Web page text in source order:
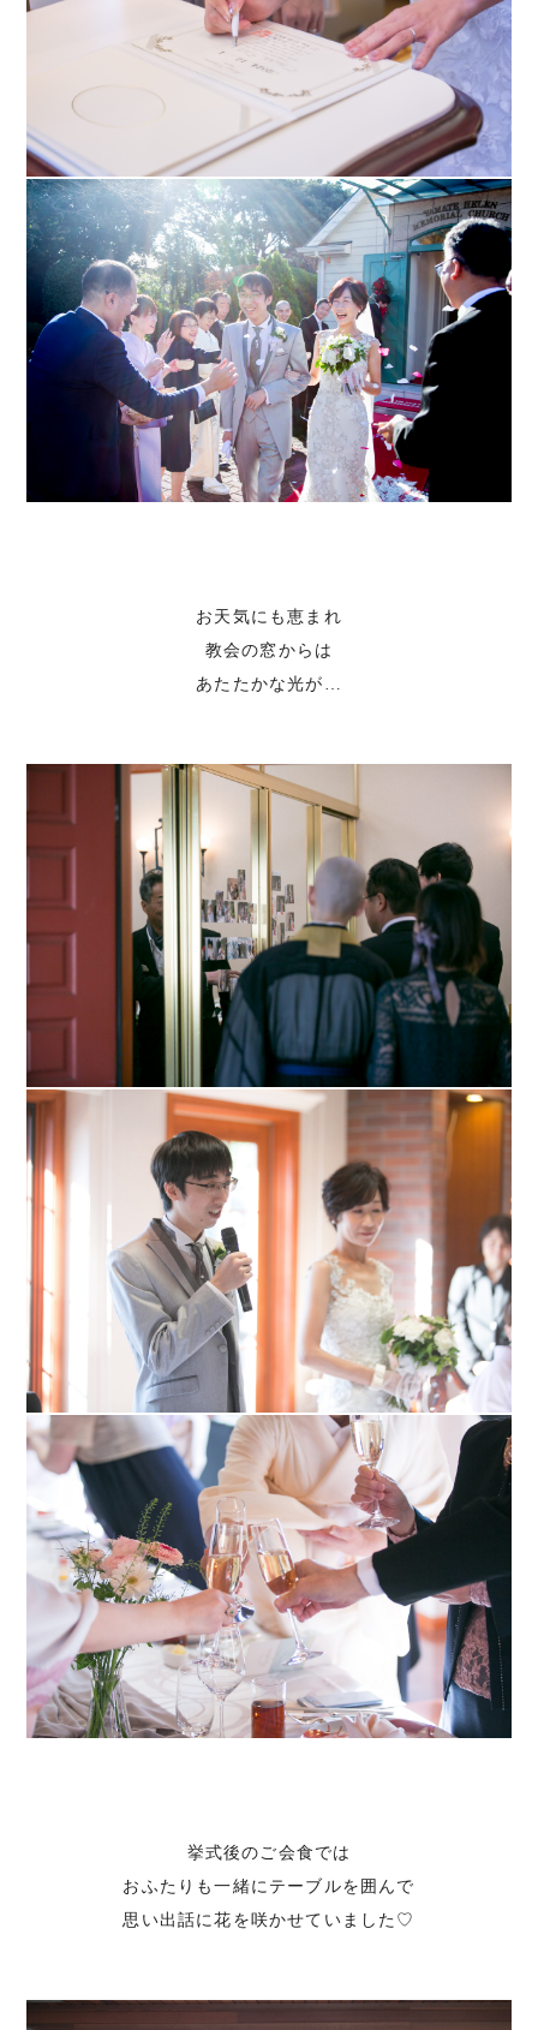
お天気にも恵まれ
教会の窓からは
あたたかな光が…
挙式後のご会食では
おふたりも一緒にテーブルを囲んで
思い出話に花を咲かせていました♡